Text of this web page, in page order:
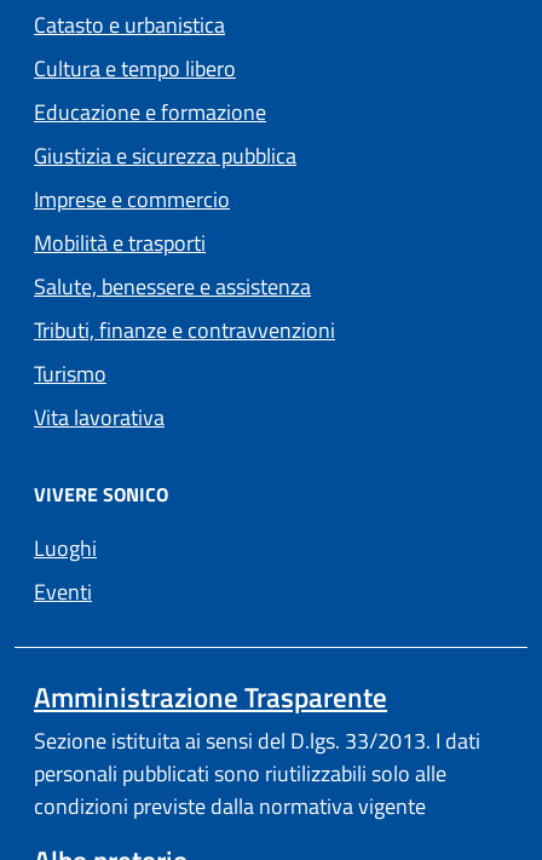
Catasto e urbanistica
Cultura e tempo libero
Educazione e formazione
Giustizia e sicurezza pubblica
Imprese e commercio
Mobilità e trasporti
Salute, benessere e assistenza
Tributi, finanze e contravvenzioni
Turismo
Vita lavorativa
VIVERE SONICO
Luoghi
Eventi
Amministrazione Trasparente
Sezione istituita ai sensi del D.lgs. 33/2013. I dati
personali pubblicati sono riutilizzabili solo alle
condizioni previste dalla normativa vigente